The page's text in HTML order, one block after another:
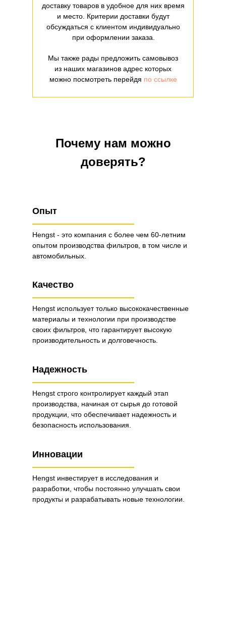
доставку товаров в удобное для них время
и место. Критерии доставки будут
обсуждаться с клиентом индивидуально
при оформлении заказа.
Мы также рады предложить самовывоз
из наших магазинов адрес которых
можно посмотреть перейдя по ссылке
Почему нам можно
доверять?
Опыт
Hengst - это компания с более чем 60-летним
опытом производства фильтров, в том числе и
автомобильных.
Качество
Надежность
Hengst использует только высококачественные
материалы и технологии при производстве
своих фильтров, что гарантирует высокую
производительность и долговечность.
Инновации
Hengst строго контролирует каждый этап
производства, начиная от сырья до готовой
продукции, что обеспечивает надежность и
безопасность использования.
Hengst инвестирует в исследования и
разработки, чтобы постоянно улучшать свои
продукты и разрабатывать новые технологии.